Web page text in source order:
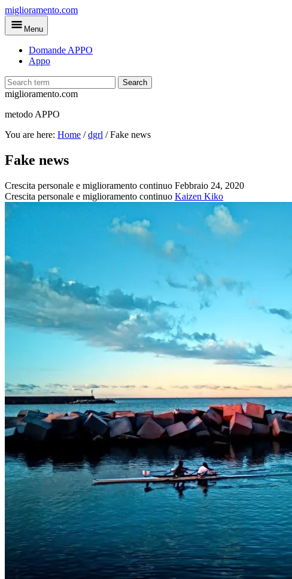
Skip
to
main
miglioramento.com
Menu
Domande APPO
Appo
Search
miglioramento.com
metodo APPO
You are here: Home /dgrl /Fake news
Fake news
Crescita personale e miglioramento continuo Febbraio 24, 2020
Crescita personale e miglioramento continuo Kaizen Kiko